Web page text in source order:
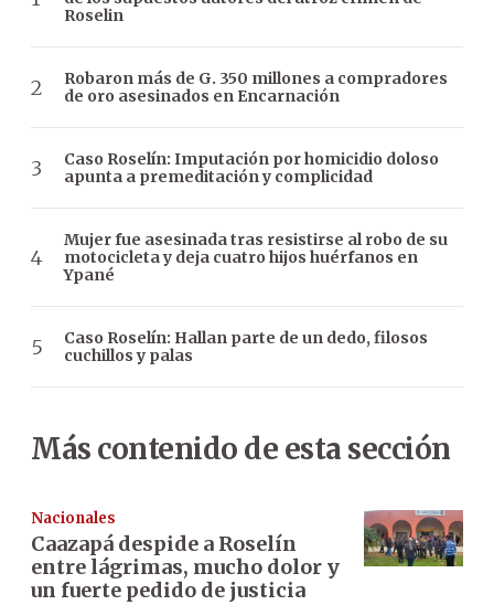
Roselin
Robaron más de G. 350 millones a compradores
de oro asesinados en Encarnación
Caso Roselín: Imputación por homicidio doloso
apunta a premeditación y complicidad
Mujer fue asesinada tras resistirse al robo de su
motocicleta y deja cuatro hijos huérfanos en
Ypané
Caso Roselín: Hallan parte de un dedo, filosos
cuchillos y palas
Más contenido de esta sección
Nacionales
Caazapá despide a Roselín
entre lágrimas, mucho dolor y
un fuerte pedido de justicia